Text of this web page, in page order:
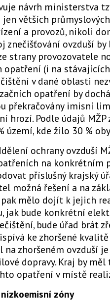
návrh ministerstva
větších průmyslových
a provozů, nikoli
znečišťování ovzduší
strany provozovatele
opatření (i na
v dané oblasti
opatření by
překračovány imisní
hrozí. Podle údajů MŽP
území, kde žilo 30 %
ochrany ovzduší
na konkrétním
příslušný krajský
možná řešení a na
mělo dojít k jejich
jak bude konkrétní
bude úřad brát
ke zhoršené kvalitě
zhoršeném ovzduší
dopravy. Kraj by
opatření v místě
zóny